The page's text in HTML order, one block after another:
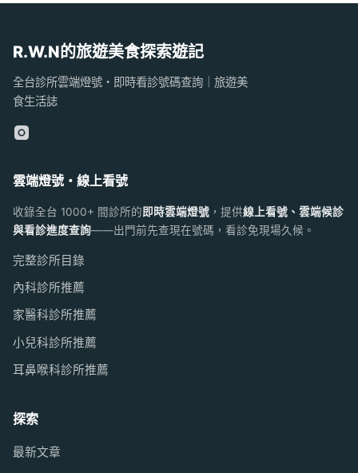
R.W.N的旅遊美食探索遊記
全台診所雲端燈號・即時看診號碼查詢｜旅遊美
食生活誌
雲端燈號・線上看號
收錄全台 1000+ 間診所的 即時雲端燈號 ，提供線上看號、雲端候診
與看診進度查詢——出門前先查現在號碼，看診免現場久候。
完整診所目錄
內科診所推薦
家醫科診所推薦
小兒科診所推薦
耳鼻喉科診所推薦
探索
最新文章